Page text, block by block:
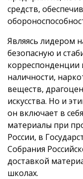
средств,
Являясь лидером
безопасную и
корреспонденции
наличности,
веществ,
искусства. Но и
он включает в
материалы при
России, в
Собрания
доставкой
школах.